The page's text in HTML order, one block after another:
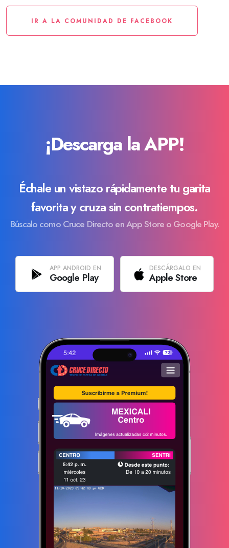
IR A LA COMUNIDAD DE FACEBOOK
¡Descarga la APP!
Échale un vistazo rápidamente tu garita
favorita y cruza sin contratiempos.
Búscalo como Cruce Directo en App Store o Google Play.
APP ANDROID EN
Google Play
DESCÁRGALO EN
Apple Store